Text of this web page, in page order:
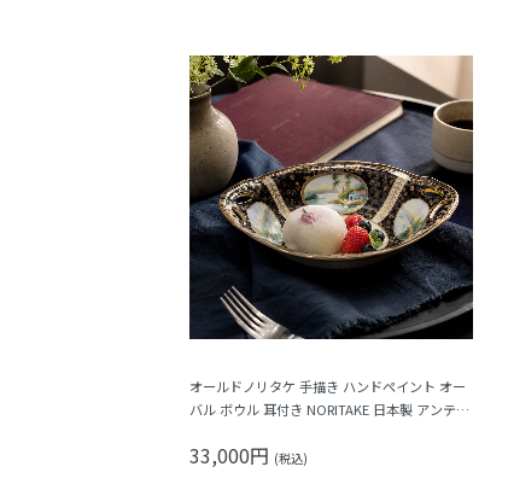
オールドノリタケ 手描き ハンドペイント オー
バル ボウル 耳付き NORITAKE 日本製 アンティ
33,000円 (税込)